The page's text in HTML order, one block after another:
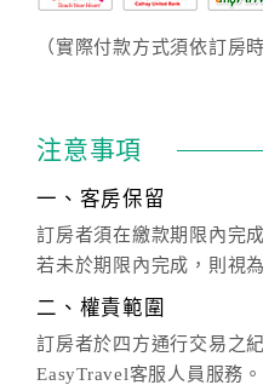
（實際付款方式須依訂房
注意事項
一、客房保留
訂房者須在繳款期限內完
若未於期限內完成，則視
二、權責範圍
訂房者於四方通行交易之
EasyTravel客服人員服務